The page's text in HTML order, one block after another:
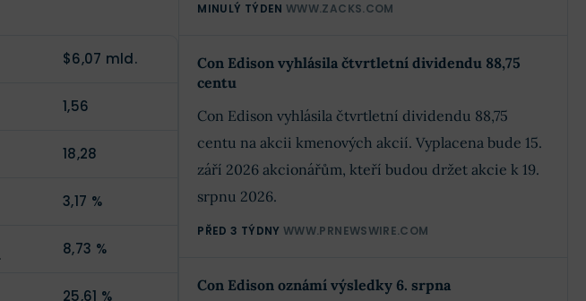
$6,07 mld.
1,56
18,28
3,17 %
8,73 %
25,61 %
MINULÝ TÝDEN WWW.ZACKS.COM
Con Edison vyhlásila čtvrtletní dividendu 88,75
centu
Con Edison vyhlásila čtvrtletní dividendu 88,75
centu na akcii kmenových akcií. Vyplacena bude 15.
září 2026 akcionářům, kteří budou držet akcie k 19.
srpnu 2026.
PŘED 3 TÝDNY WWW.PRNEWSWIRE.COM
Con Edison oznámí výsledky 6. srpna